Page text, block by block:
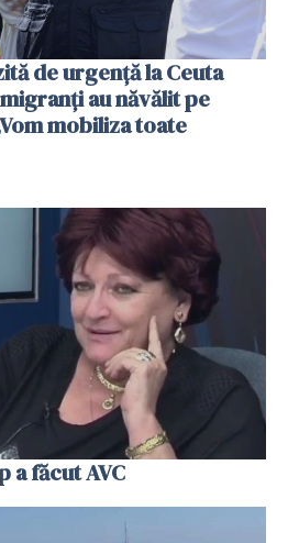
de urgență la Ceuta
au năvălit pe
mobiliza toate
a făcut AVC